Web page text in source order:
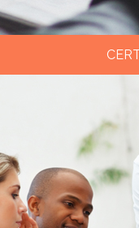
Diversas
estaduais e